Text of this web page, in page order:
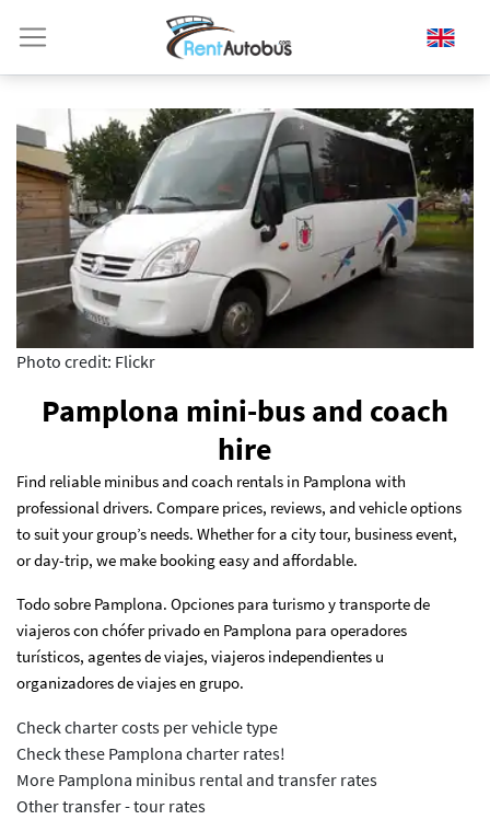
Photo credit: Flickr
Pamplona mini-bus and coach
hire
Find reliable minibus and coach rentals in Pamplona with
professional drivers. Compare prices, reviews, and vehicle options
to suit your group’s needs. Whether for a city tour, business event,
or day-trip, we make booking easy and affordable.
Todo sobre Pamplona. Opciones para turismo y transporte de
viajeros con chófer privado en Pamplona para operadores
turísticos, agentes de viajes, viajeros independientes u
organizadores de viajes en grupo.
Check charter costs per vehicle type
Check these Pamplona charter rates!
More Pamplona minibus rental and transfer rates
Other transfer - tour rates